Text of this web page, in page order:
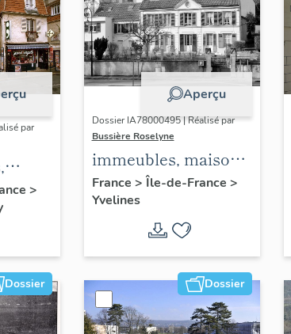
par
>
Aperçu
Dossier IA78000495 | Réalisé par
Bussière Roselyne
immeubles, maisons,
fermes
France > Île-de-France >
Yvelines
Dossier Dossier